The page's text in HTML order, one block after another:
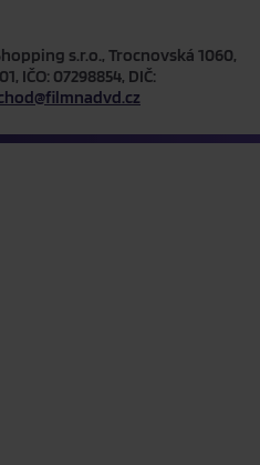
s.r.o., Trocnovská 1060,
IČO: 07298854, DIČ: